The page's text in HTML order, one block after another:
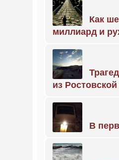
Как
миллиард и
из
В